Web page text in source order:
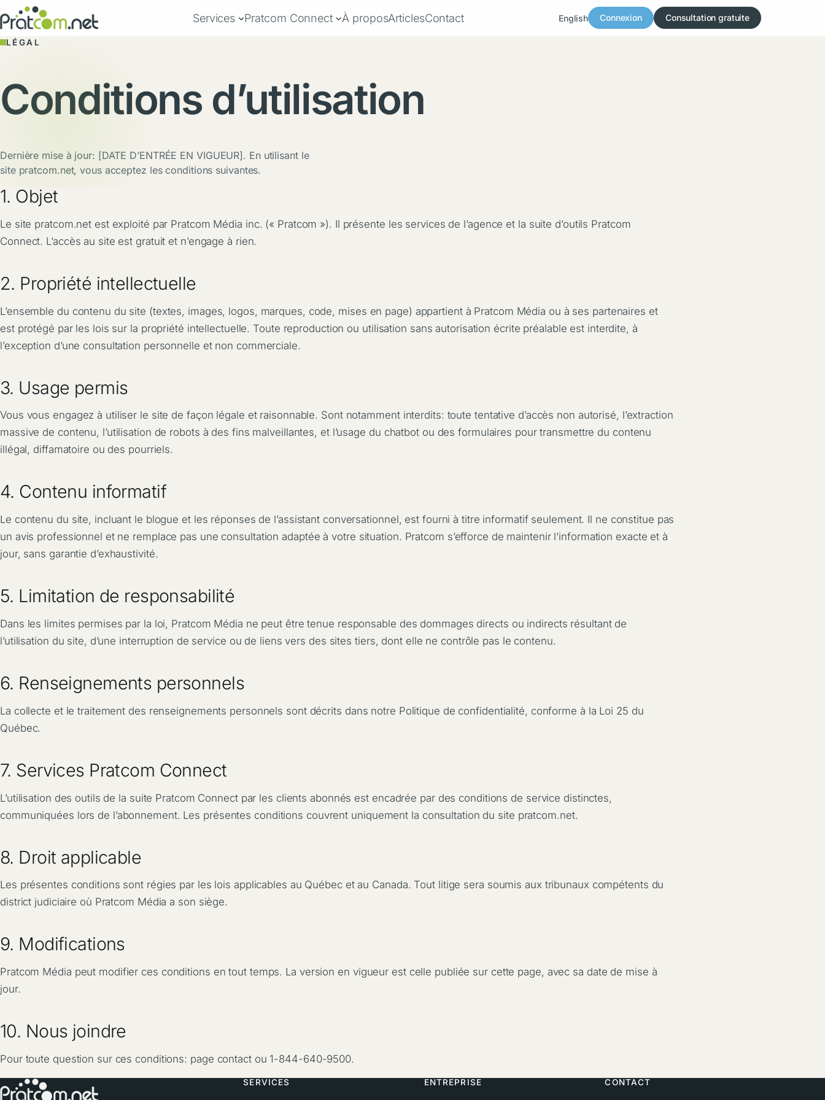
Aller
au
contenu
Services Pratcom Connect À proposArticlesContact English Connexion Consultation gratuite
LÉGAL
Conditions d’utilisation
Dernière mise à jour: [DATE D’ENTRÉE EN VIGUEUR]. En utilisant le
site pratcom.net, vous acceptez les conditions suivantes.
1. Objet
Le site pratcom.net est exploité par Pratcom Média inc. (« Pratcom »). Il présente les services de l’agence et la suite d’outils Pratcom
Connect. L’accès au site est gratuit et n’engage à rien.
2. Propriété intellectuelle
L’ensemble du contenu du site (textes, images, logos, marques, code, mises en page) appartient à Pratcom Média ou à ses partenaires et
est protégé par les lois sur la propriété intellectuelle. Toute reproduction ou utilisation sans autorisation écrite préalable est interdite, à
l’exception d’une consultation personnelle et non commerciale.
3. Usage permis
Vous vous engagez à utiliser le site de façon légale et raisonnable. Sont notamment interdits: toute tentative d’accès non autorisé, l’extraction
massive de contenu, l’utilisation de robots à des fins malveillantes, et l’usage du chatbot ou des formulaires pour transmettre du contenu
illégal, diffamatoire ou des pourriels.
4. Contenu informatif
Le contenu du site, incluant le blogue et les réponses de l’assistant conversationnel, est fourni à titre informatif seulement. Il ne constitue pas
un avis professionnel et ne remplace pas une consultation adaptée à votre situation. Pratcom s’efforce de maintenir l’information exacte et à
jour, sans garantie d’exhaustivité.
5. Limitation de responsabilité
Dans les limites permises par la loi, Pratcom Média ne peut être tenue responsable des dommages directs ou indirects résultant de
l’utilisation du site, d’une interruption de service ou de liens vers des sites tiers, dont elle ne contrôle pas le contenu.
6. Renseignements personnels
La collecte et le traitement des renseignements personnels sont décrits dans notre Politique de confidentialité, conforme à la Loi 25 du
Québec.
7. Services Pratcom Connect
L’utilisation des outils de la suite Pratcom Connect par les clients abonnés est encadrée par des conditions de service distinctes,
communiquées lors de l’abonnement. Les présentes conditions couvrent uniquement la consultation du site pratcom.net.
8. Droit applicable
Les présentes conditions sont régies par les lois applicables au Québec et au Canada. Tout litige sera soumis aux tribunaux compétents du
district judiciaire où Pratcom Média a son siège.
9. Modifications
Pratcom Média peut modifier ces conditions en tout temps. La version en vigueur est celle publiée sur cette page, avec sa date de mise à
jour.
10. Nous joindre
Pour toute question sur ces conditions: page contactou 1-844-640-9500.
SERVICES ENTREPRISE CONTACT